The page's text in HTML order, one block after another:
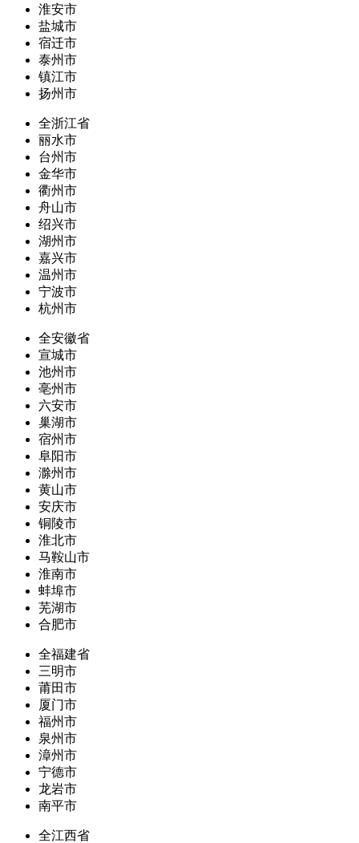
淮安市
盐城市
宿迁市
泰州市
镇江市
扬州市
全浙江省
丽水市
台州市
金华市
衢州市
舟山市
绍兴市
湖州市
嘉兴市
温州市
宁波市
杭州市
全安徽省
宣城市
池州市
亳州市
六安市
巢湖市
宿州市
阜阳市
滁州市
黄山市
安庆市
铜陵市
淮北市
马鞍山市
淮南市
蚌埠市
芜湖市
合肥市
全福建省
三明市
莆田市
厦门市
福州市
泉州市
漳州市
宁德市
龙岩市
南平市
全江西省